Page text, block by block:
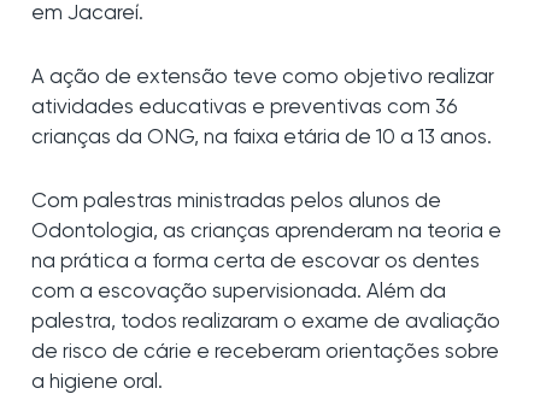
em Jacareí.
A ação de extensão teve como objetivo realizar
atividades educativas e preventivas com 36
crianças da ONG, na faixa etária de 10 a 13 anos.
Com palestras ministradas pelos alunos de
Odontologia, as crianças aprenderam na teoria e
na prática a forma certa de escovar os dentes
com a escovação supervisionada. Além da
palestra, todos realizaram o exame de avaliação
de risco de cárie e receberam orientações sobre
a higiene oral.